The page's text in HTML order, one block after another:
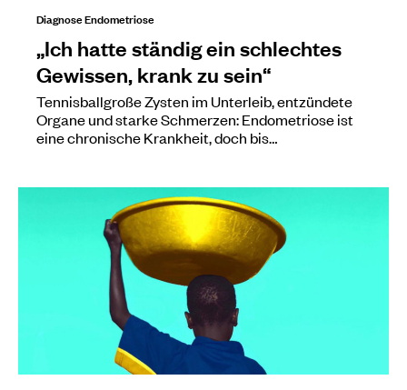
Diagnose Endometriose
„Ich hatte ständig ein schlechtes
Gewissen, krank zu sein“
Tennisballgroße Zysten im Unterleib, entzündete
Organe und starke Schmerzen: Endometriose ist
eine chronische Krankheit, doch bis…